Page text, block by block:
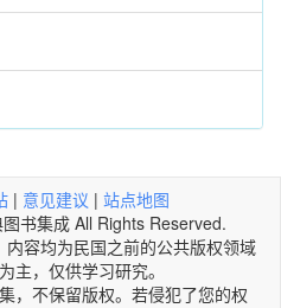
| 意见建议 | 站点地图
书集成 All Rights Reserved.
容均为民国之前的公共版权领域
主，仅供学习研究。
，不保留版权。若侵犯了您的权